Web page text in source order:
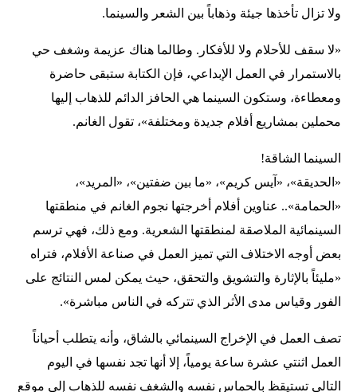
ولا تزال تأخذها جيئة وذهاباً بين الشعر والسينما.
«لا سقف للأحلام ولا للأفكار. وطالما هناك عزيمة وشغف حي
بالاستمرار في العمل الإبداعي، فإن الكتابة ستبقى حاضرة
ومعطاءة، وستكون السينما هي الحافز الدائم للذهاب إليها
محملين بمشاريع أفلام جديدة ومختلفة»، تقول الغانم.
السينما الشاقة!
«الحديقة»، «آيس كريم»، «ما بين ضفتين»، «المريد»،
«الحمامة».. عناوين أفلام أخرجتها نجوم الغانم في منطقتها
السينمائية الملاصقة لمنطقتها الشعرية. ومع ذلك، فهي ترسم
بعض أوجه الاختلاف التي تميز العمل في صناعة الأفلام، فتراه
«مليئاً بالإثارة والتشويق والتحقق، حيث يمكن لمس النتائج على
الفور وقياس مدى الأثر الذي تتركه في الناس مباشرة».
تصف العمل في الإخراج السينمائي بالشاق، وأنه يتطلب أحياناً
العمل اثنتي عشرة ساعة يومياً، إلا أنها تجد نفسها في اليوم
التالي تستيقظ بالحماس نفسه والشغف نفسه للذهاب إلى موقع